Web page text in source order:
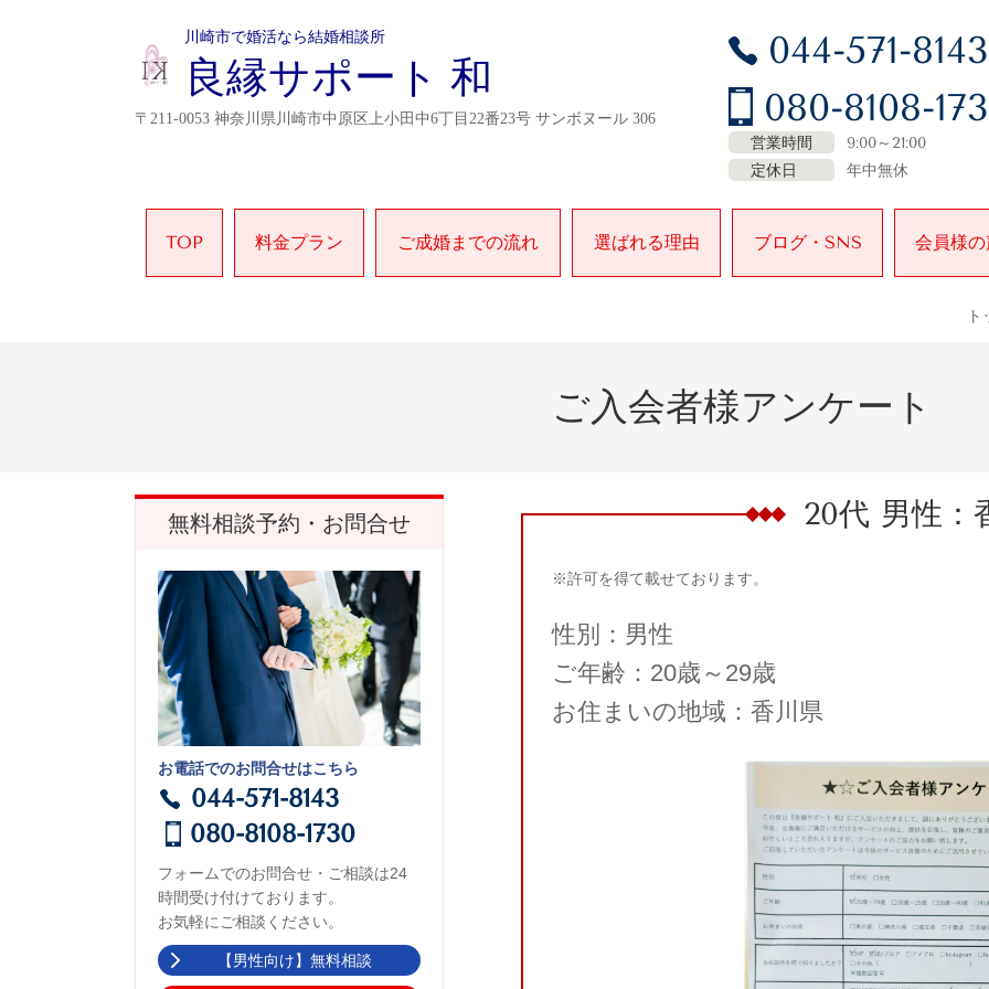
川崎市で婚活なら結婚相談所
良縁サポート 和
〒211-0053 神奈川県川崎市中原区上小田中6丁目22番23号 サンボヌール 306
044-571-8143
080-8108-
営業時間
9:00～21:00
定休日
年中無休
TOP 料金プラン ご成婚までの流れ 選ばれる理由 ブログ・SNS 会員様
ご入会者様アンケート
20代 男性：
※許可を得て載せております。
性別：男性
ご年齢：20歳～29歳
お住まいの地域：香川県
無料相談予約・お問合せ
お電話でのお問合せはこちら
044-571-8143
080-8108-1730
フォームでのお問合せ・ご相談は24
時間受け付けております。
お気軽にご相談ください。
【男性向け】無料相談